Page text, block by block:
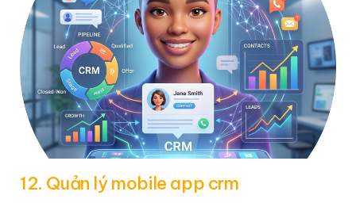
12. Quản lý mobile app crm